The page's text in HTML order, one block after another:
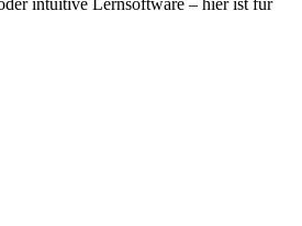
intuitive Lernsoftware – hier ist für